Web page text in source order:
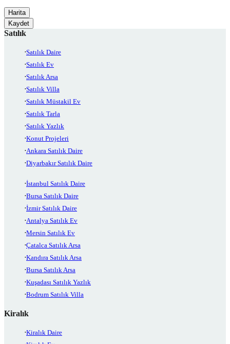
Harita
Kaydet
Satılık
Satılık Daire
Satılık Ev
Satılık Arsa
Satılık Villa
Satılık Müstakil Ev
Satılık Tarla
Satılık Yazlık
Konut Projeleri
Ankara Satılık Daire
Diyarbakır Satılık Daire
İstanbul Satılık Daire
Bursa Satılık Daire
İzmir Satılık Daire
Antalya Satılık Ev
Mersin Satılık Ev
Çatalca Satılık Arsa
Kandıra Satılık Arsa
Bursa Satılık Arsa
Kuşadası Satılık Yazlık
Bodrum Satılık Villa
Kiralık
Kiralık Daire